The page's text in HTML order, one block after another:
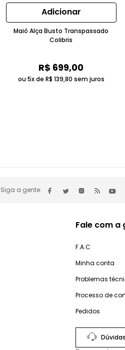
Adicionar
Maiô Alça Busto Transpassado
Colibris
R$ 699,00
ou 5x de R$ 139,80 sem juros
Siga a gente:
Fale com a
F.A.C
Minha conta
Problemas
Processo de
Pedidos